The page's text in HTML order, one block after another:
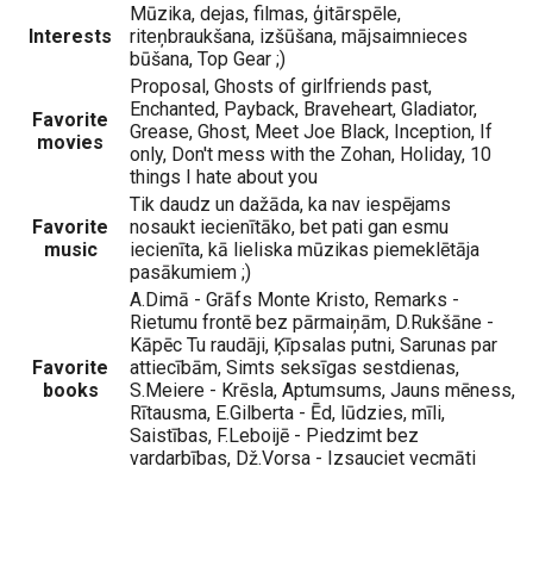
Interests
Mūzika, dejas, filmas, ģitārspēle,
riteņbraukšana, izšūšana, mājsaimnieces
būšana, Top Gear ;)
Favorite
movies
Proposal, Ghosts of girlfriends past,
Enchanted, Payback, Braveheart, Gladiator,
Grease, Ghost, Meet Joe Black, Inception, If
only, Don't mess with the Zohan, Holiday, 10
things I hate about you
Favorite
music
Tik daudz un dažāda, ka nav iespējams
nosaukt iecienītāko, bet pati gan esmu
iecienīta, kā lieliska mūzikas piemeklētāja
pasākumiem ;)
Favorite
books
A.Dimā - Grāfs Monte Kristo, Remarks -
Rietumu frontē bez pārmaiņām, D.Rukšāne -
Kāpēc Tu raudāji, Ķīpsalas putni, Sarunas par
attiecībām, Simts seksīgas sestdienas,
S.Meiere - Krēsla, Aptumsums, Jauns mēness,
Rītausma, E.Gilberta - Ēd, lūdzies, mīli,
Saistības, F.Leboijē - Piedzimt bez
vardarbības, Dž.Vorsa - Izsauciet vecmāti